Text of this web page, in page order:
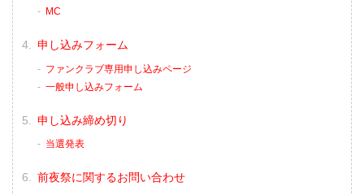
MC
申し込みフォーム
ファンクラブ専用申し込みページ
一般申し込みフォーム
申し込み締め切り
当選発表
前夜祭に関するお問い合わせ